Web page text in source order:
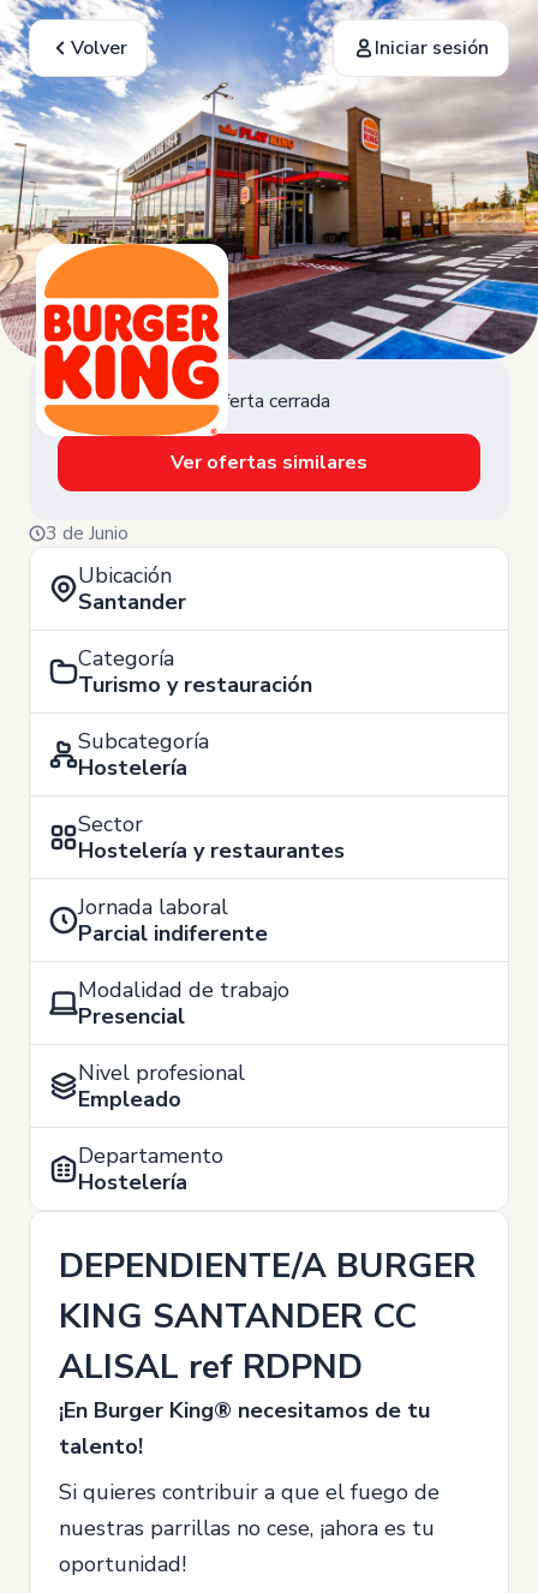
Volver Iniciar sesión
Oferta cerrada
Ver ofertas similares
3 de Junio
Ubicación
Santander
Categoría
Turismo y restauración
Subcategoría
Hostelería
Sector
Hostelería y restaurantes
Jornada laboral
Parcial indiferente
Modalidad de trabajo
Presencial
Nivel profesional
Empleado
Departamento
Hostelería
DEPENDIENTE/A BURGER
KING SANTANDER CC
ALISAL ref RDPND
¡En Burger King® necesitamos de tu
talento!
Si quieres contribuir a que el fuego de
nuestras parrillas no cese, ¡ahora es tu
oportunidad!